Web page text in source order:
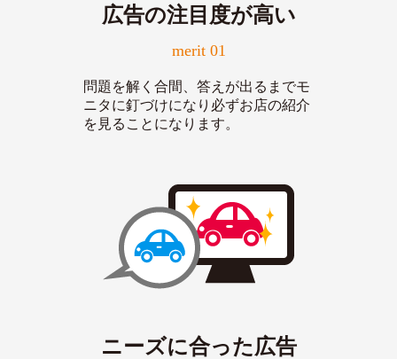
広告の注目度が高い
merit 01
問題を解く合間、答えが出るまでモ
ニタに釘づけになり必ずお店の紹介
を見ることになります。
ニーズに合った広告